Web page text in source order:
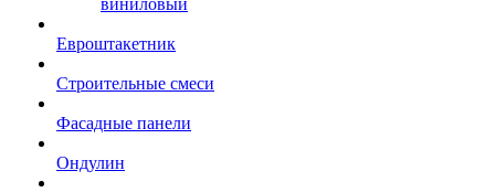
виниловый
Евроштакетник
Строительные смеси
Фасадные панели
Ондулин